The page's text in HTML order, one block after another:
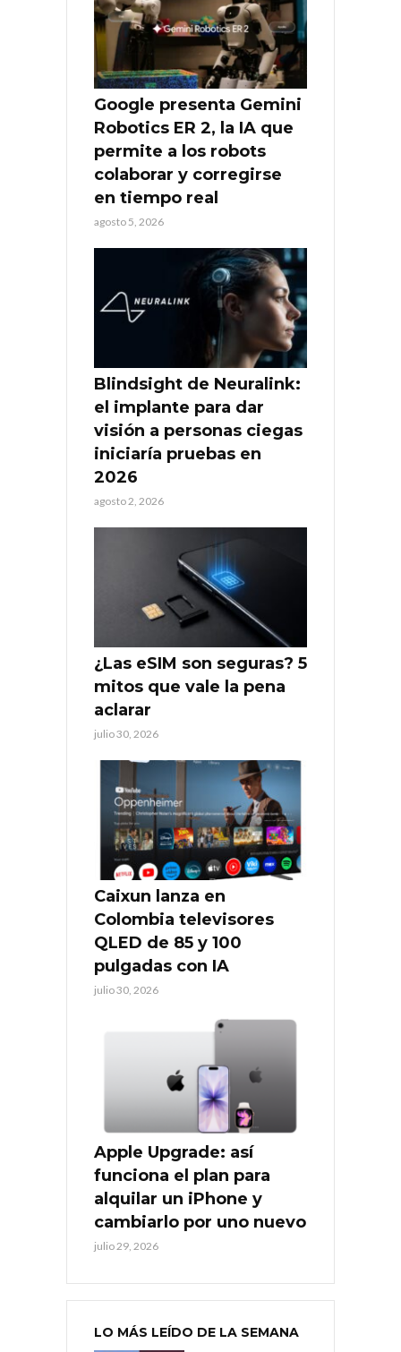
Google presenta Gemini
Robotics ER 2, la IA que
permite a los robots
colaborar y corregirse
en tiempo real
agosto 5, 2026
Blindsight de Neuralink:
el implante para dar
visión a personas ciegas
iniciaría pruebas en
2026
agosto 2, 2026
¿Las eSIM son seguras? 5
mitos que vale la pena
aclarar
julio 30, 2026
Caixun lanza en
Colombia televisores
QLED de 85 y 100
pulgadas con IA
julio 30, 2026
Apple Upgrade: así
funciona el plan para
alquilar un iPhone y
cambiarlo por uno nuevo
julio 29, 2026
LO MÁS LEÍDO DE LA SEMANA